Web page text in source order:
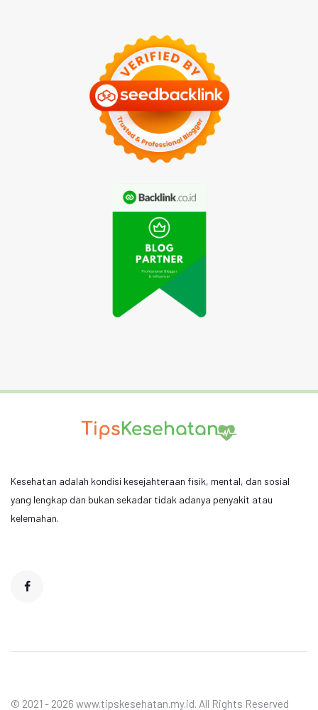
Kesehatan adalah kondisi kesejahteraan fisik, mental, dan sosial
yang lengkap dan bukan sekadar tidak adanya penyakit atau
kelemahan.
© 2021 - 2026 www.tipskesehatan.my.id. All Rights Reserved